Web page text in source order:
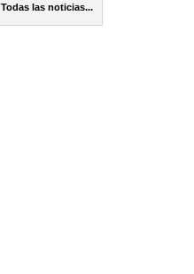
Todas las noticias...